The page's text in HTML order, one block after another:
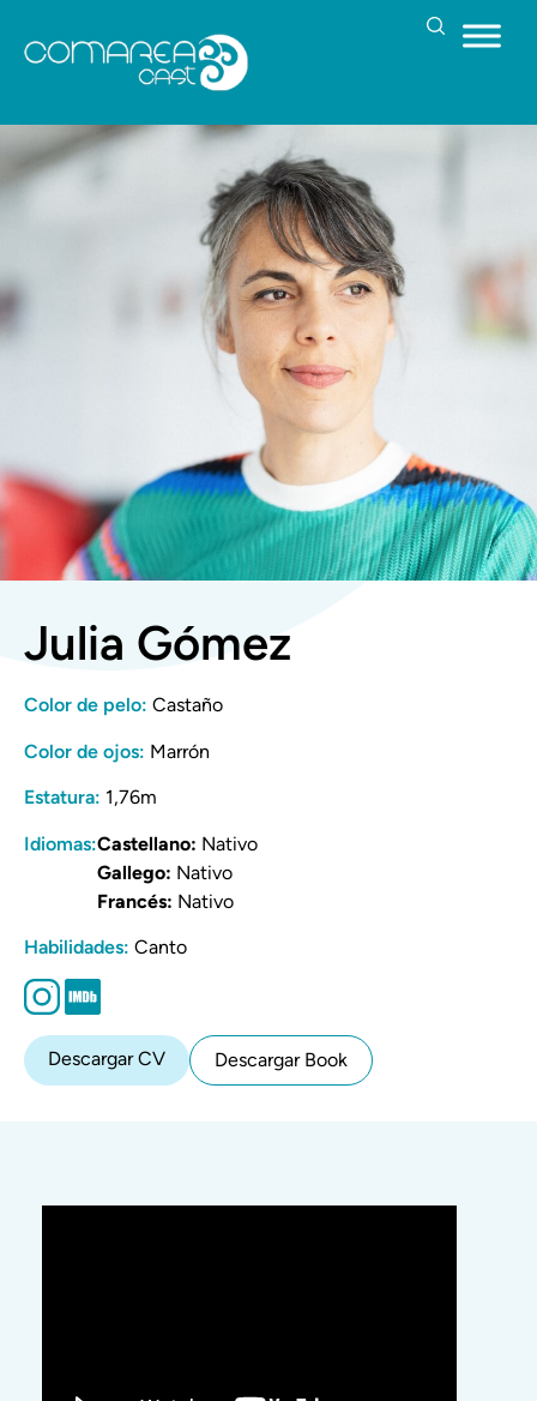
Julia Gómez
Color de pelo: Castaño
Color de ojos: Marrón
Estatura: 1,76m
Idiomas:Castellano: Nativo
Gallego: Nativo
Francés: Nativo
Habilidades: Canto
Descargar CV Descargar Book